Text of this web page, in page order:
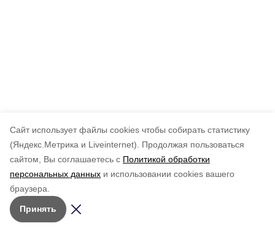
Cайт использует файлы cookies чтобы собирать статистику
(Яндекс.Метрика и Liveinternet).
Продолжая пользоваться
сайтом, Вы соглашаетесь с Политикой обработки
персональных данных и использовании cookies вашего
браузера.
Принять